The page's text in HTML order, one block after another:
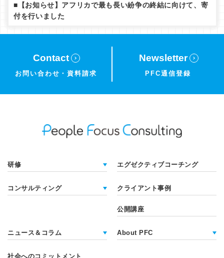
■【お知らせ】アフリカで最も長い紛争の終結に向けて、寄
付を行いました
Contact
お問い合わせ・ 資料請求
Newsletter
PFC通信登録
研修 エグゼクティブコーチング
コンサルティング クライアント事例
公開講座
ニュース＆コラム About PFC
社会へのコミットメント